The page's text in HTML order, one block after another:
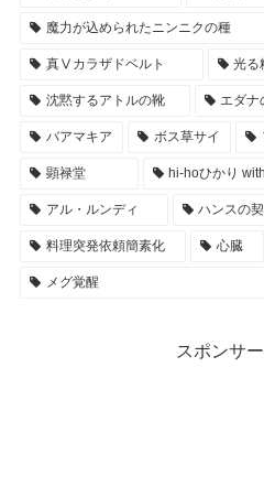
魔力が込められたニンニクの種
真Ⅴカラザドベルト 光る
沈黙するアトルの靴 エダナ
バアマキア ボス草サイ
顕禄堂 hi-hoひかり
アル・ルンディ ハンスの
料理突発依頼簡素化 心臓
メグ覚醒
スポンサ